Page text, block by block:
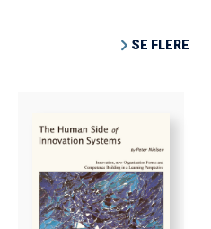
SE FLERE